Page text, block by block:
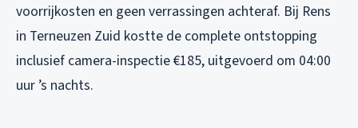
voorrijkosten en geen verrassingen achteraf. Bij Rens
in Terneuzen Zuid kostte de complete ontstopping
inclusief camera-inspectie €185, uitgevoerd om 04:00
uur ’s nachts.